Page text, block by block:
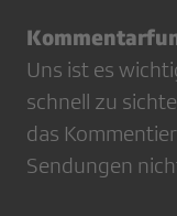
Uns ist es
schnell zu
das
Sendungen